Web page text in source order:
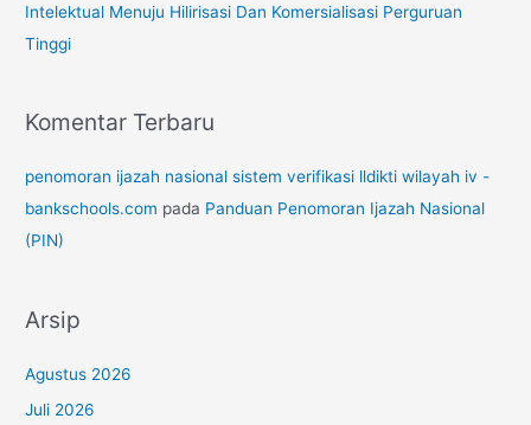
Intelektual Menuju Hilirisasi Dan Komersialisasi Perguruan
Tinggi
Komentar Terbaru
penomoran ijazah nasional sistem verifikasi lldikti wilayah iv -
bankschools.com pada Panduan Penomoran Ijazah Nasional
(PIN)
Arsip
Agustus 2026
Juli 2026